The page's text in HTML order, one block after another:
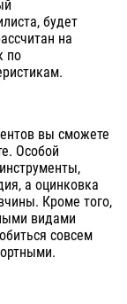
будет
на
по
вы сможете
Особой
а оцинковка
Кроме того,
видами
совсем